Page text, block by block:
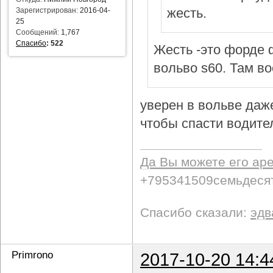
Зарегистрирован: 2016-04-
25
Сообщений: 1,767
Спасибо: 522
жесть.
Жесть -это форде
вольво s60. Там
уверен в вольве
чтобы спасти
Да Вы можете его
Спасибо сказали:
Primrono
2017-10-20